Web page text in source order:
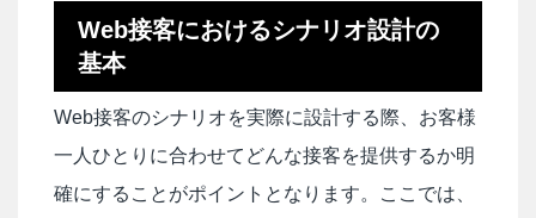
Web接客におけるシナリオ設計の
基本
Web接客のシナリオを実際に設計する際、お客様
一人ひとりに合わせてどんな接客を提供するか明
確にすることがポイントとなります。ここでは、